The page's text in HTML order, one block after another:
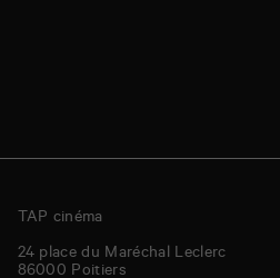
TAP cinéma
24 place du Maréchal Leclerc
86000 Poitiers